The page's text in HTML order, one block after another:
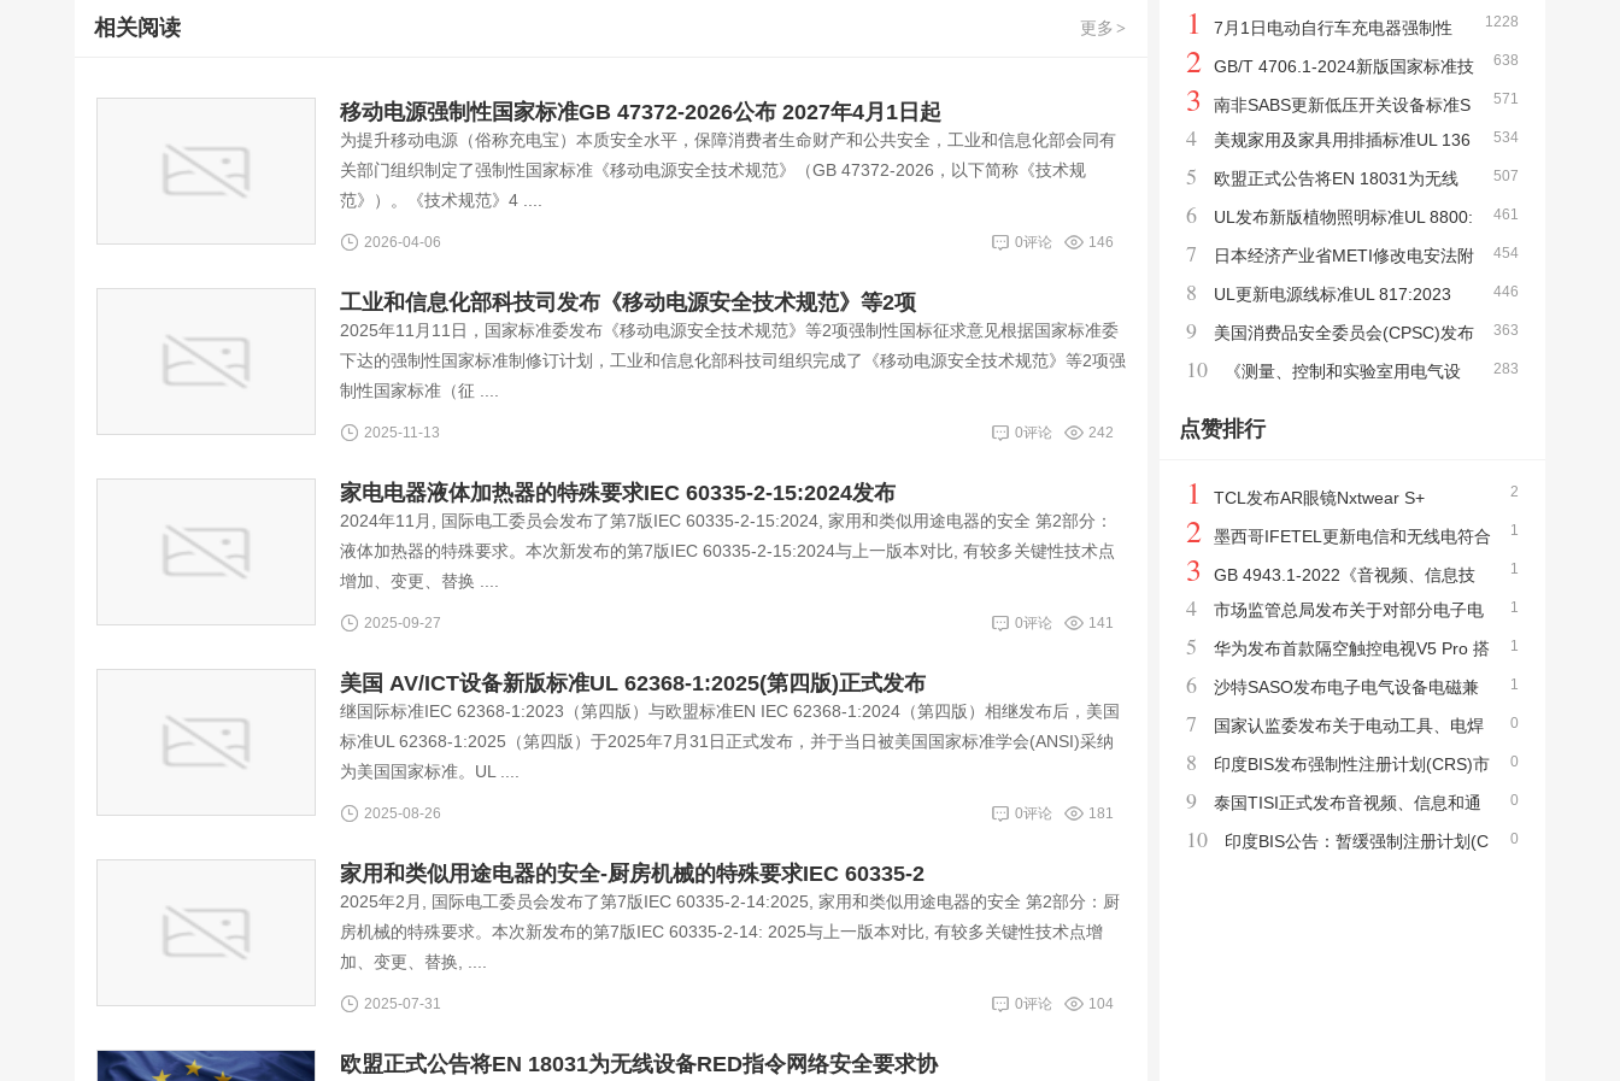
更多 >
相关阅读
移动电源强制性国家标准GB 47372-2026公布 2027年4月1日起
为提升移动电源（俗称充电宝）本质安全水平，保障消费者生命财产和公共安全，工业和信息化部会同有
关部门组织制定了强制性国家标准《移动电源安全技术规范》（GB 47372-2026，以下简称《技术规
范》）。《技术规范》4 ....
2026-04-06 0评论 146
工业和信息化部科技司发布《移动电源安全技术规范》等2项
2025年11月11日，国家标准委发布《移动电源安全技术规范》等2项强制性国标征求意见根据国家标准委
下达的强制性国家标准制修订计划，工业和信息化部科技司组织完成了《移动电源安全技术规范》等2项强
制性国家标准（征 ....
2025-11-13 0评论 242
家电电器液体加热器的特殊要求IEC 60335-2-15:2024发布
2024年11月, 国际电工委员会发布了第7版IEC 60335-2-15:2024, 家用和类似用途电器的安全 第2部分：
液体加热器的特殊要求。本次新发布的第7版IEC 60335-2-15:2024与上一版本对比, 有较多关键性技术点
增加、变更、替换 ....
2025-09-27 0评论 141
美国 AV/ICT设备新版标准UL 62368-1:2025(第四版)正式发布
继国际标准IEC 62368-1:2023（第四版）与欧盟标准EN IEC 62368-1:2024（第四版）相继发布后，美国
标准UL 62368-1:2025（第四版）于2025年7月31日正式发布，并于当日被美国国家标准学会(ANSI)采纳
为美国国家标准。UL ....
2025-08-26 0评论 181
家用和类似用途电器的安全-厨房机械的特殊要求IEC 60335-2
2025年2月, 国际电工委员会发布了第7版IEC 60335-2-14:2025, 家用和类似用途电器的安全 第2部分：厨
房机械的特殊要求。本次新发布的第7版IEC 60335-2-14: 2025与上一版本对比, 有较多关键性技术点增
加、变更、替换, ....
2025-07-31 0评论 104
欧盟正式公告将EN 18031为无线设备RED指令网络安全要求协
1228
1
7月1日电动自行车充电器强制性
国标GB 42296-2022《电动自行车用充电器
安全技术要求》将正式实施
638
2
GB/T 4706.1-2024新版国家标准技
术研讨会在苏州质检院顺利召开
571
3
南非SABS更新低压开关设备标准S
ANS 556-2-2:2023
534
4
美规家用及家具用排插标准UL 136
3& UL962A更新
507
5
欧盟正式公告将EN 18031为无线
设备RED指令网络安全要求协调标准
461
6
UL发布新版植物照明标准UL 8800:
2019+R14:2023
454
7
日本经济产业省METI修改电安法附
录12 发布最新版本标准J62368-1(2023)
446
8 UL更新电源线标准UL 817:2023
363
9
美国消费品安全委员会(CPSC)发布
含有纽扣或硬币电池的产品安全标准ANSI/U
283
10
《测量、控制和实验室用电气设
准IEC 61010-2-034:2023正式发布
点赞排行
2
1 TCL发布AR眼镜Nxtwear S+
1
2
墨西哥IFETEL更新电信和无线电符合
性评估程序PEC及认证指南
1
3
GB 4943.1-2022《音视频、信息技
术和通信技术设备 第1部分:安全要求》新版
标准发布 2023年8月1日实施
1
4
市场监管总局发布关于对部分电子电
器产品不再实行强制性产品CCC认证管理的
公告
1
5
华为发布首款隔空触控电视V5 Pro 搭
载鸿鹄900芯片
1
6
沙特SASO发布电子电气设备电磁兼
容(EMC)技术法规
0
7
国家认监委发布关于电动工具、电焊
机等11项产品CCC认证实施规则的公告
0
8
印度BIS发布强制性注册计划(CRS)市
场监督法规细则
0
9
泰国TISI正式发布音视频、信息和通
信技术设备新标准TIS 62368 Part1-2563及
0
10
印度BIS公告：暂缓强制注册计划(C